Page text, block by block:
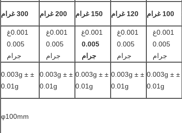
100 غرام 120 غرام 150 غرام 200 غرام 300 غرام
0.001غ
0.005
جرام
0.001غ
0.005
جرام
0.001غ
0.005
جرام
0.001غ
0.005
جرام
0.001غ
0.005
جرام
± 0.003g ±
0.01g
± 0.003g ±
0.01g
± 0.003g ±
0.01g
± 0.003g ±
0.01g
± 0.003g ±
0.01g
φ100mm